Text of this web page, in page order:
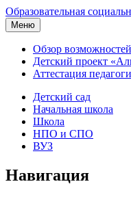
Образовательная
Меню
Обзор возможностей
Детский проект
Аттестация
Детский сад
Начальная школа
Школа
НПО и СПО
ВУЗ
Навигация